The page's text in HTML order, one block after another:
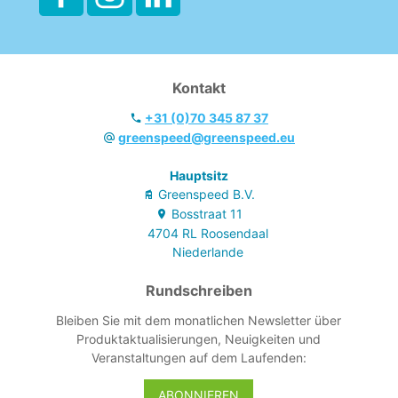
Kontakt
+31 (0)70 345 87 37
greenspeed@greenspeed.eu
Hauptsitz
Greenspeed B.V.
Bosstraat 11
4704 RL Roosendaal
Niederlande
Rundschreiben
Bleiben Sie mit dem monatlichen Newsletter über
Produktaktualisierungen, Neuigkeiten und
Veranstaltungen auf dem Laufenden: